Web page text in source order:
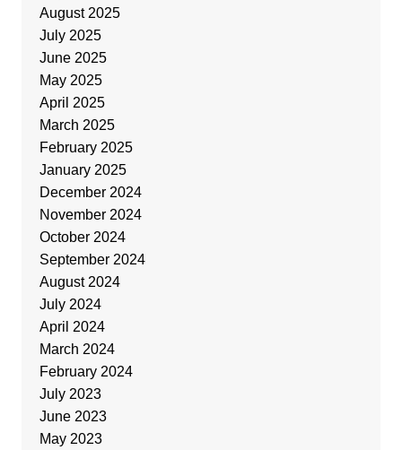
August 2025
July 2025
June 2025
May 2025
April 2025
March 2025
February 2025
January 2025
December 2024
November 2024
October 2024
September 2024
August 2024
July 2024
April 2024
March 2024
February 2024
July 2023
June 2023
May 2023